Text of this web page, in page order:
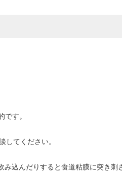
す。
てください。
込んだりすると食道粘膜に突き刺